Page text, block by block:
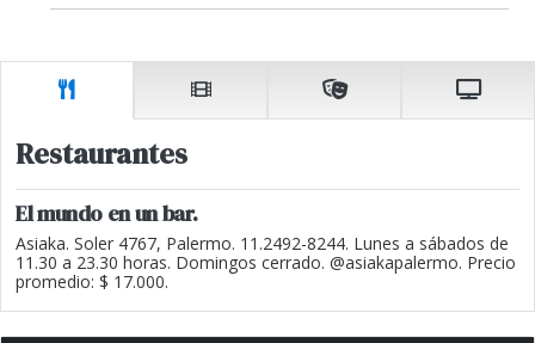
Restaurantes
El mundo en un bar.
Asiaka. Soler 4767, Palermo. 11.2492-8244. Lunes a sábados de
11.30 a 23.30 horas. Domingos cerrado. @asiakapalermo. Precio
promedio: $ 17.000.